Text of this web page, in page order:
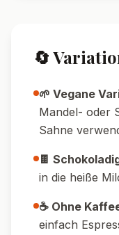
🔄
🌱 Vegane
Mandel- oder
Sahne
🍫
in die heiße
☕ Ohne
einfach